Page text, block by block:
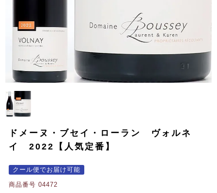
ドメーヌ・ブセイ・ローラン ヴォルネ
イ 2022【人気定番】
クール便でお届け可能
商品番号 04472